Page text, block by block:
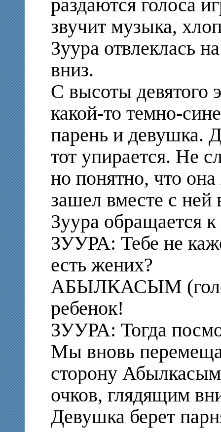
раздаются голоса
звучит музыка,
Зуура отвлеклась
вниз.
С высоты девятого
какой-то темно-
парень и девушка.
тот упирается. Не
но понятно, что
зашел вместе с ней
Зуура обращается
ЗУУРА: Тебе не
есть жених?
АБЫЛКАСЫМ
ребенок!
ЗУУРА: Тогда
Мы вновь
сторону
очков, глядящим
Девушка берет